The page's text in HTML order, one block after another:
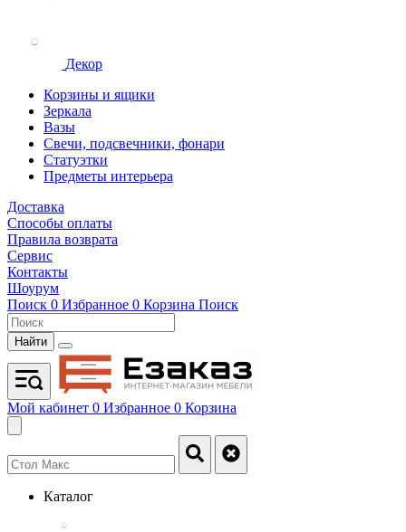
Декор
Корзины и ящики
Зеркала
Вазы
Свечи, подсвечники, фонари
Статуэтки
Предметы интерьера
Доставка
Способы оплаты
Правила возврата
Сервис
Контакты
Шоурум
Поиск 0 Избранное 0 Корзина Поиск
Найти
Мой кабинет 0 Избранное 0 Корзина
Каталог